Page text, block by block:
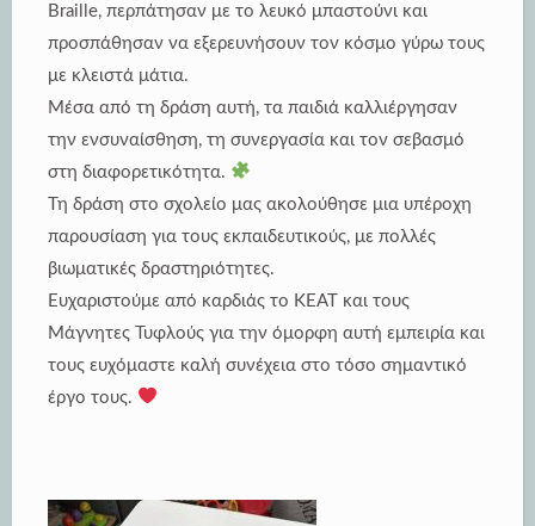
Braille, περπάτησαν με το λευκό μπαστούνι και
προσπάθησαν να εξερευνήσουν τον κόσμο γύρω τους
με κλειστά μάτια.
Μέσα από τη δράση αυτή, τα παιδιά καλλιέργησαν
την ενσυναίσθηση, τη συνεργασία και τον σεβασμό
στη διαφορετικότητα.
Τη δράση στο σχολείο μας ακολούθησε μια υπέροχη
παρουσίαση για τους εκπαιδευτικούς, με πολλές
βιωματικές δραστηριότητες.
Ευχαριστούμε από καρδιάς το ΚΕΑΤ και τους
Μάγνητες Τυφλούς για την όμορφη αυτή εμπειρία και
τους ευχόμαστε καλή συνέχεια στο τόσο σημαντικό
έργο τους.